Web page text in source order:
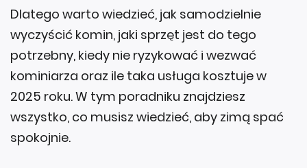
Dlatego warto wiedzieć, jak samodzielnie
wyczyścić komin, jaki sprzęt jest do tego
potrzebny, kiedy nie ryzykować i wezwać
kominiarza oraz ile taka usługa kosztuje w
2025 roku. W tym poradniku znajdziesz
wszystko, co musisz wiedzieć, aby zimą spać
spokojnie.